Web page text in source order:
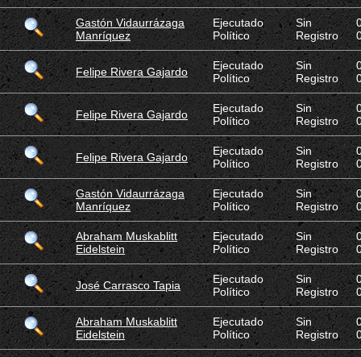
Gastón Vidaurrázaga
Manríquez
Ejecutado
Político
Sin
Registro
Felipe Rivera Gajardo
Ejecutado
Político
Sin
Registro
Felipe Rivera Gajardo
Ejecutado
Político
Sin
Registro
Felipe Rivera Gajardo
Ejecutado
Político
Sin
Registro
Gastón Vidaurrázaga
Manríquez
Ejecutado
Político
Sin
Registro
Abraham Muskablitt
Eidelstein
Ejecutado
Político
Sin
Registro
José Carrasco Tapia
Ejecutado
Político
Sin
Registro
Abraham Muskablitt
Eidelstein
Ejecutado
Político
Sin
Registro